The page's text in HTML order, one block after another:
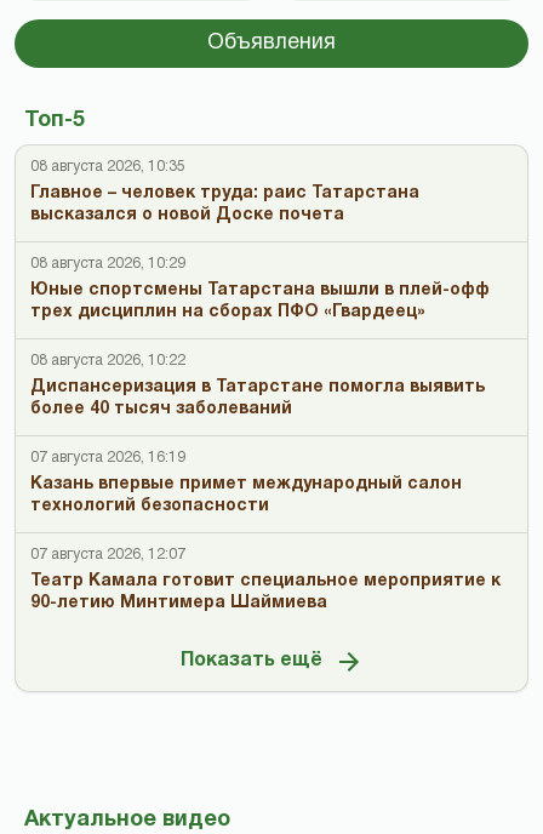
Объявления
Топ-5
08 августа 2026, 10:35
Главное – человек труда: раис Татарстана
высказался о новой Доске почета
08 августа 2026, 10:29
Юные спортсмены Татарстана вышли в плей-офф
трех дисциплин на сборах ПФО «Гвардеец»
08 августа 2026, 10:22
Диспансеризация в Татарстане помогла выявить
более 40 тысяч заболеваний
07 августа 2026, 16:19
Казань впервые примет международный салон
технологий безопасности
07 августа 2026, 12:07
Театр Камала готовит специальное мероприятие к
90-летию Минтимера Шаймиева
Показать ещё
Актуальное видео